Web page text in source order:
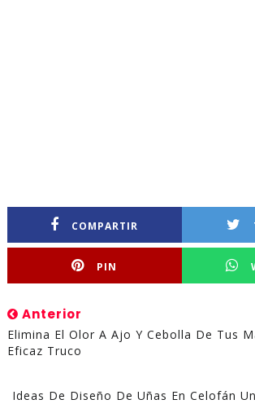
COMPARTIR
PIN
Anterior
Elimina El Olor A Ajo Y Cebolla De Tus
Eficaz Truco
Ideas De Diseño De Uñas En Celofán